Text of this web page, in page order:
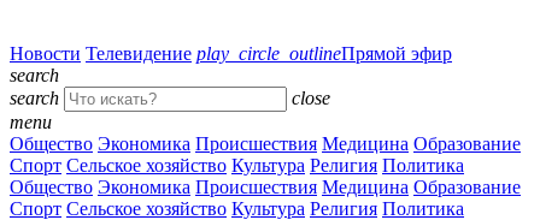
Новости Телевидение play_circle_outlineПрямой эфир
search
search
close
menu
Общество Экономика Происшествия Медицина Образование
Спорт Сельское хозяйство Культура Религия Политика
Общество Экономика Происшествия Медицина Образование
Спорт Сельское хозяйство Культура Религия Политика